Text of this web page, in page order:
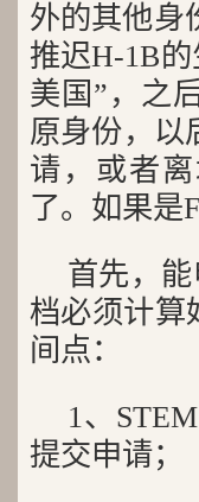
外的其他身
推迟H-1B
美国”，之
原身份，以
请，或者
了。如果是
首先，
档必须计算
间点：
1、
提交申请；